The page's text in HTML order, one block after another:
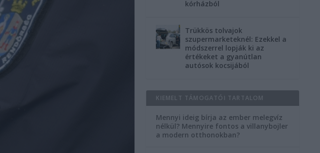
kórházból
Trükkös tolvajok
szupermarketeknél: Ezekkel a
módszerrel lopják ki az
értékeket a gyanútlan
autósok kocsijából
KIEMELT TÁMOGATÓI TARTALOM
Mennyi ideig bírja az ember melegvíz
nélkül? Mennyire fontos a villanybojler
a modern otthonokban?